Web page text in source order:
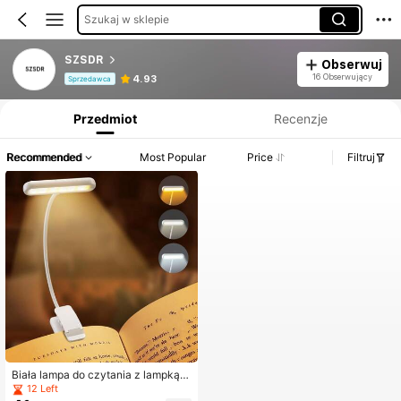
Szukaj w sklepie
SZSDR
Sprzedawca 4.93
Obserwuj
16 Obserwujący
Przedmiot Recenzje
Recommended Most Popular Price Filtruj
Biała lampa do czytania z lampką U
SB, ładowana, ciepła, zimna biel, ś
12 Left